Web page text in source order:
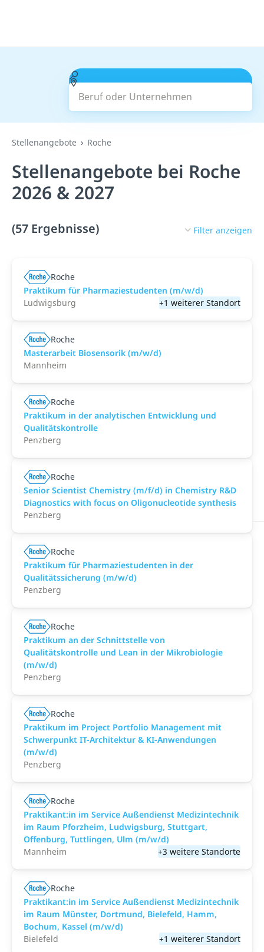
Beruf oder Unternehmen
Suchen
Stellenangebote Roche
Stellenangebote bei Roche
2026 & 2027
(57 Ergebnisse) Filter anzeigen
Roche
Praktikum für Pharmaziestudenten (m/w/d)
Ludwigsburg
+1 weiterer Standort
Roche
Masterarbeit Biosensorik (m/w/d)
Mannheim
Roche
Praktikum in der analytischen Entwicklung und
Qualitätskontrolle
Penzberg
Roche
Senior Scientist Chemistry (m/f/d) in Chemistry R&D
Diagnostics with focus on Oligonucleotide synthesis
Penzberg
Roche
Praktikum für Pharmaziestudenten in der
Qualitätssicherung (m/w/d)
Penzberg
Roche
Praktikum an der Schnittstelle von
Qualitätskontrolle und Lean in der Mikrobiologie
(m/w/d)
Penzberg
Roche
Praktikum im Project Portfolio Management mit
Schwerpunkt IT-Architektur & KI-Anwendungen
(m/w/d)
Penzberg
Roche
Praktikant:in im Service Außendienst Medizintechnik
im Raum Pforzheim, Ludwigsburg, Stuttgart,
Offenburg, Tuttlingen, Ulm (m/w/d)
Mannheim
+3 weitere Standorte
Roche
Praktikant:in im Service Außendienst Medizintechnik
im Raum Münster, Dortmund, Bielefeld, Hamm,
Bochum, Kassel (m/w/d)
Bielefeld
+1 weiterer Standort